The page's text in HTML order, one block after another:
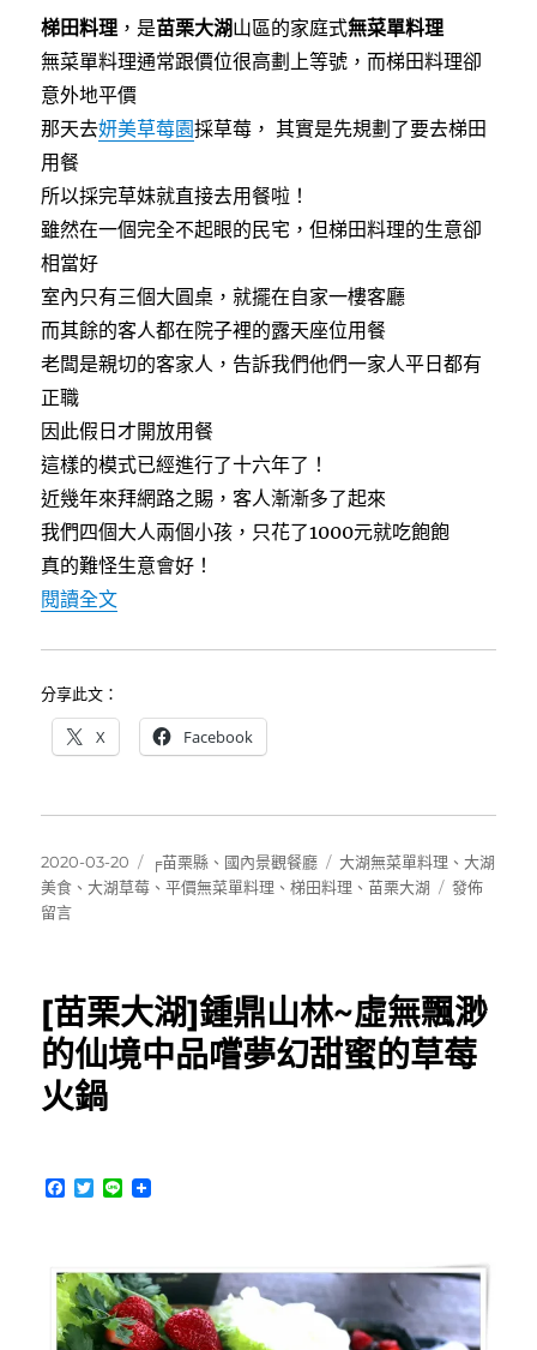
送
草
醬〉
c
e
b
o
o
k
i
t
t
e
r
e
梯田料理 ，是苗栗大湖山區的家庭式無菜單料理
無菜單料理通常跟價位很高劃上等號，而梯田料理卻
意外地平價
那天去妍美草莓園採草莓， 其實是先規劃了要去梯田
用餐
所以採完草妹就直接去用餐啦！
雖然在一個完全不起眼的民宅，但梯田料理的生意卻
相當好
室內只有三個大圓桌，就擺在自家一樓客廳
而其餘的客人都在院子裡的露天座位用餐
老闆是親切的客家人，告訴我們他們一家人平日都有
正職
因此假日才開放用餐
這樣的模式已經進行了十六年了！
近幾年來拜網路之賜，客人漸漸多了起來
我們四個大人兩個小孩，只花了1000元就吃飽飽
真的難怪生意會好！
閱讀全文〈[大湖]梯田料理~半山腰民宅好吃平價無菜單料
分享此文：
X Facebook
發
佈
日
2020-03-20
分
類
╒苗栗縣 、 國內景觀餐廳
標
籤
大湖無菜單料理 、大湖
美食 、大湖草莓 、平價無菜單料理 、梯田料理 、苗栗大湖
在
料
理
~
平
價
無
菜
發佈
留言
[苗栗大湖]鍾鼎山林~虛無飄渺
的仙境中品嚐夢幻甜蜜的草莓
火鍋
F
o
o
k
T
e
r
L